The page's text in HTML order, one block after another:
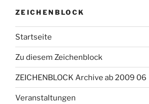
ZEICHENBLOCK
Startseite
Zu diesem Zeichenblock
ZEICHENBLOCK Archive ab 2009 06
Veranstaltungen